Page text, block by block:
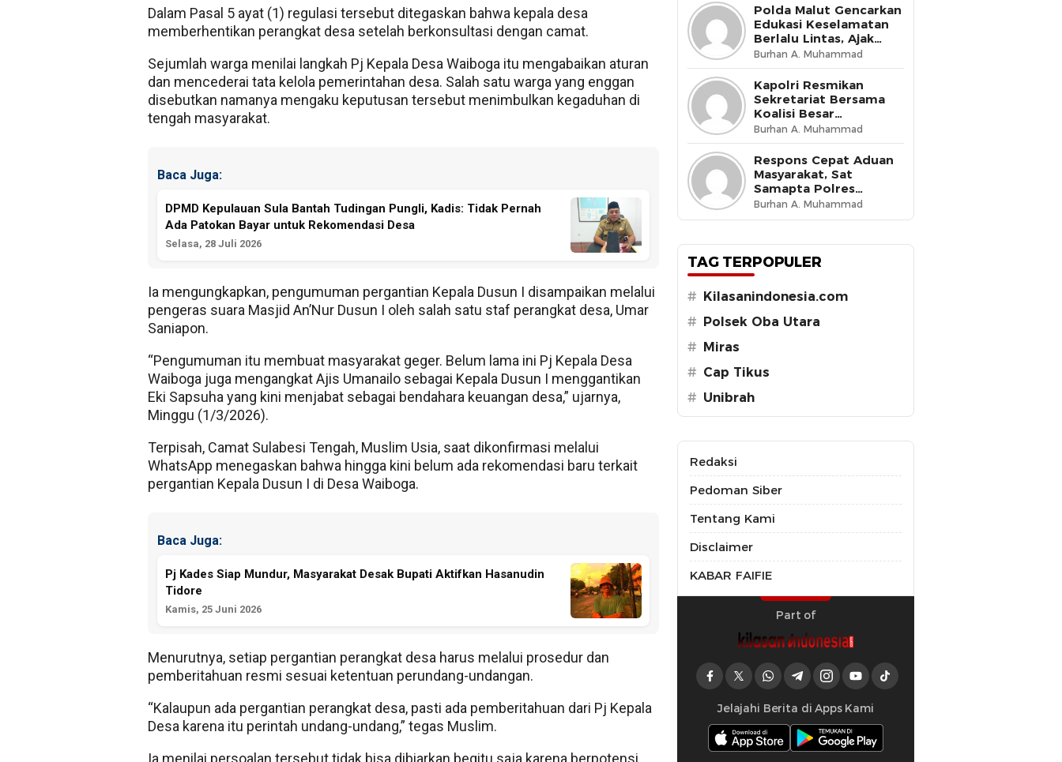
Dalam Pasal 5 ayat (1) regulasi tersebut ditegaskan bahwa kepala desa
memberhentikan perangkat desa setelah berkonsultasi dengan camat.
Sejumlah warga menilai langkah Pj Kepala Desa Waiboga itu mengabaikan aturan
dan mencederai tata kelola pemerintahan desa. Salah satu warga yang enggan
disebutkan namanya mengaku keputusan tersebut menimbulkan kegaduhan di
tengah masyarakat.
Baca Juga:
DPMD Kepulauan Sula Bantah Tudingan Pungli, Kadis: Tidak Pernah
Ada Patokan Bayar untuk Rekomendasi Desa
Selasa, 28 Juli 2026
Ia mengungkapkan, pengumuman pergantian Kepala Dusun I disampaikan melalui
pengeras suara Masjid An’Nur Dusun I oleh salah satu staf perangkat desa, Umar
Saniapon.
“Pengumuman itu membuat masyarakat geger. Belum lama ini Pj Kepala Desa
Waiboga juga mengangkat Ajis Umanailo sebagai Kepala Dusun I menggantikan
Eki Sapsuha yang kini menjabat sebagai bendahara keuangan desa,” ujarnya,
Minggu (1/3/2026).
Terpisah, Camat Sulabesi Tengah, Muslim Usia, saat dikonfirmasi melalui
WhatsApp menegaskan bahwa hingga kini belum ada rekomendasi baru terkait
pergantian Kepala Dusun I di Desa Waiboga.
Baca Juga:
Pj Kades Siap Mundur, Masyarakat Desak Bupati Aktifkan Hasanudin
Tidore
Kamis, 25 Juni 2026
Menurutnya, setiap pergantian perangkat desa harus melalui prosedur dan
pemberitahuan resmi sesuai ketentuan perundang-undangan.
“Kalaupun ada pergantian perangkat desa, pasti ada pemberitahuan dari Pj Kepala
Desa karena itu perintah undang-undang,” tegas Muslim.
Ia menilai persoalan tersebut tidak bisa dibiarkan begitu saja karena berpotensi
Polda Malut Gencarkan
Edukasi Keselamatan
Berlalu Lintas, Ajak
Masyarakat Wujudkan
Budaya Tertib di Jalan
Burhan A. Muhammad
Kapolri Resmikan
Sekretariat Bersama
Koalisi Besar
Perjuangan Buruh
Indonesia, Tegaskan
Komitmen Lindungi
Hak Pekerja dan Jaga
Iklim Investasi
Burhan A. Muhammad
Respons Cepat Aduan
Masyarakat, Sat
Samapta Polres
Ternate Amankan 210
Botol Miras Cap Tikus
Burhan A. Muhammad
TAG TERPOPULER
#
Kilasanindonesia.com
#
Polsek Oba Utara
#
Miras
# Cap Tikus
# Unibrah
Redaksi
Pedoman Siber
Tentang Kami
Disclaimer
KABAR FAIFIE
Part of
Jelajahi Berita di Apps Kami